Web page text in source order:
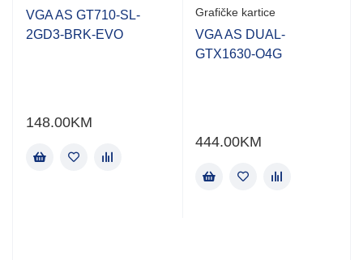
VGA AS GT710-SL-
2GD3-BRK-EVO
148.00KM
Grafičke kartice
VGA AS DUAL-
GTX1630-O4G
444.00KM